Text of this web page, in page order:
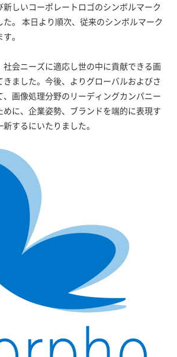
しいコーポレートロゴのシンボルマーク
。 本日より順次、従来のシンボルマーク
。
社会ニーズに適応し世の中に貢献できる画
ました。今後、よりグローバルおよびさ
、画像処理分野のリーディングカンパニー
めに、企業姿勢、ブランドを端的に表現す
するにいたりました。